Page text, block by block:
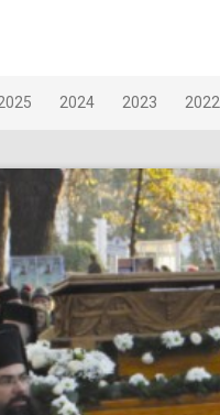
2024 2023 2022